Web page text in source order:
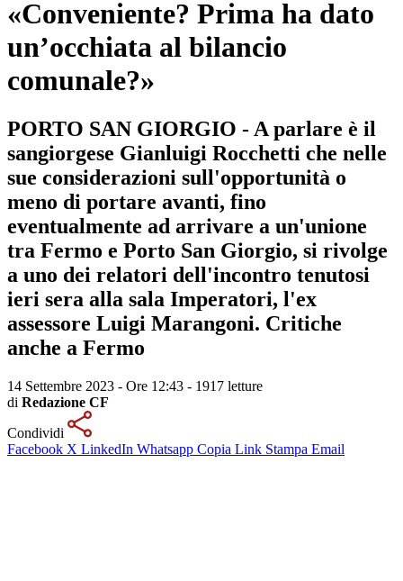
«Conveniente? Prima ha dato
un’occhiata al bilancio
comunale?»
PORTO SAN GIORGIO - A parlare è il
sangiorgese Gianluigi Rocchetti che nelle
sue considerazioni sull'opportunità o
meno di portare avanti, fino
eventualmente ad arrivare a un'unione
tra Fermo e Porto San Giorgio, si rivolge
a uno dei relatori dell'incontro tenutosi
ieri sera alla sala Imperatori, l'ex
assessore Luigi Marangoni. Critiche
anche a Fermo
14 Settembre 2023 - Ore 12:43 - 1917 letture
di Redazione CF
Condividi
Facebook X LinkedIn Whatsapp Copia Link Stampa Email